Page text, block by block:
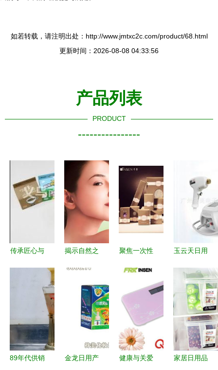
如若转载，请注明出处：http://www.jmtxc2c.com/product/68.html
更新时间：2026-08-08 04:33:56
产品列表
PRODUCT
----------------
传承匠心与
用品厂押注
赛道
揭示自然之
品的护肤哲
学
聚焦一次性
发、供应与
厂家直供全
解析
玉云天日用
品探索 天
然力量与现
代需求的完
美结合
89年代供销
金龙日用产
健康与关爱
家居日用品